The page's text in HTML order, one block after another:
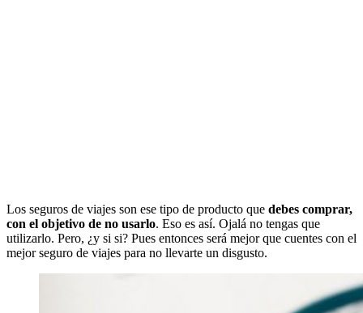
Los seguros de viajes son ese tipo de producto que debes comprar,
con el objetivo de no usarlo. Eso es así. Ojalá no tengas que
utilizarlo. Pero, ¿y si si? Pues entonces será mejor que cuentes con el
mejor seguro de viajes para no llevarte un disgusto.